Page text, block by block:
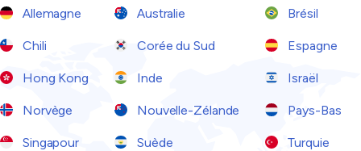
Allemagne Australie Brésil
Chili Corée du Sud Espagne
Hong Kong Inde Israël
Norvège Nouvelle-Zélande Pays-Bas
Singapour Suède Turquie